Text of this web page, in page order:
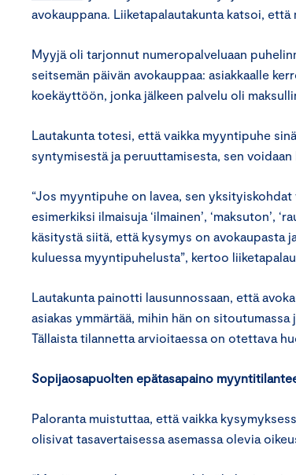
avokauppana. Liiketapalautakunta katsoi,
Myyjä oli tarjonnut numeropalveluaan
seitsemän päivän avokauppaa: asiakkaalle
koekäyttöön, jonka jälkeen palvelu oli
Lautakunta totesi, että vaikka myyntipuhe
syntymisestä ja peruuttamisesta, sen
“Jos myyntipuhe on lavea, sen
esimerkiksi ilmaisuja ‘ilmainen’, ‘maksuton’,
käsitystä siitä, että kysymys on avokaupasta
kuluessa myyntipuhelusta”, kertoo
Lautakunta painotti lausunnossaan, että
asiakas ymmärtää, mihin hän on
Tällaista tilannetta arvioitaessa on otettava
Sopijaosapuolten epätasapaino
Paloranta muistuttaa, että vaikka
olisivat tasavertaisessa asemassa olevia